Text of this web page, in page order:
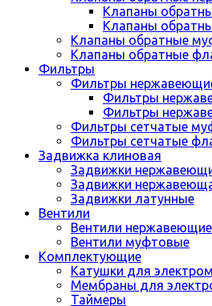
Клапаны
Клапаны
Клапаны обратные
Клапаны обратные
Фильтры
Фильтры
Фильтры
Фильтры
Фильтры сетчатые
Фильтры сетчатые
Задвижка клиновая
Задвижки
Задвижки
Задвижки латунные
Вентили
Вентили нержавеющие
Вентили муфтовые
Комплектующие
Катушки для
Мембраны для
Таймеры